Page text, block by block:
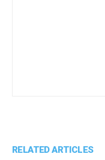
RELATED ARTICLES